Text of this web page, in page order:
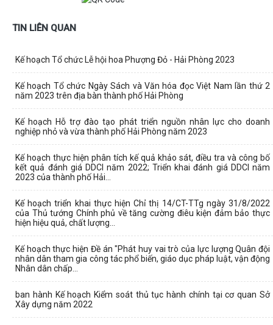
TIN LIÊN QUAN
Kế hoạch Tổ chức Lễ hội hoa Phượng Đỏ - Hải Phòng 2023
Kế hoạch Tổ chức Ngày Sách và Văn hóa đọc Việt Nam lần thứ 2
năm 2023 trên địa bàn thành phố Hải Phòng
Kế hoạch Hỗ trợ đào tạo phát triển nguồn nhân lực cho doanh
nghiệp nhỏ và vừa thành phố Hải Phòng năm 2023
Kế hoạch thực hiện phân tích kế quả khảo sát, điều tra và công bố
kết quả đánh giá DDCI năm 2022; Triển khai đánh giá DDCI năm
2023 của thành phố Hải...
Kế hoạch triển khai thực hiện Chỉ thị 14/CT-TTg ngày 31/8/2022
của Thủ tướng Chính phủ về tăng cường điêu kiện đảm bảo thực
hiện hiệu quả, chất lượng...
Kế hoạch thực hiện Đề án "Phát huy vai trò của lực lượng Quân đội
nhân dân tham gia công tác phổ biến, giáo dục pháp luật, vận động
Nhân dân chấp...
ban hành Kế hoạch Kiểm soát thủ tục hành chính tại cơ quan Sở
Xây dựng năm 2022